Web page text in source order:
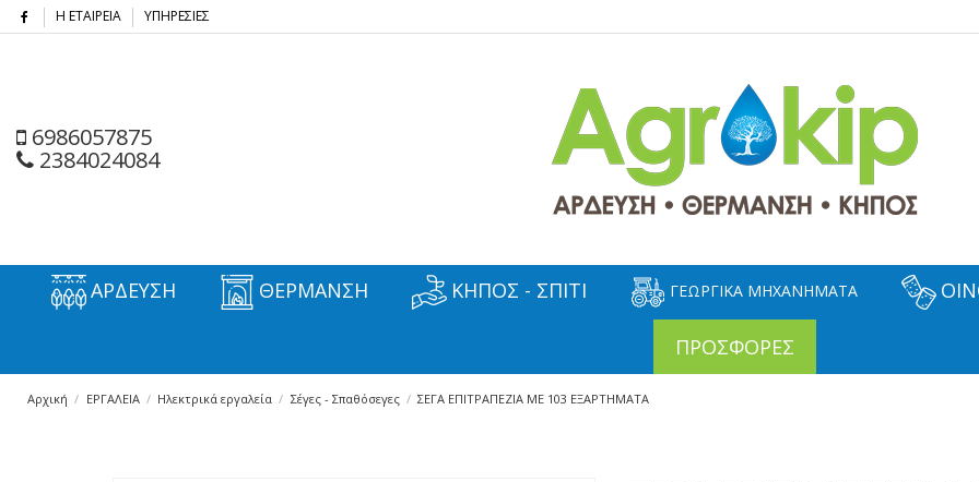
Η ΕΤΑΙΡΕΙΑ ΥΠΗΡΕΣΙΕΣ
6986057875
2384024084
ΑΡΔΕΥΣΗ ΘΕΡΜΑΝΣΗ ΚΗΠΟΣ - ΣΠΙΤΙ ΓΕΩΡΓΙΚΑ ΜΗΧΑΝΗΜΑΤΑ
ΠΡΟΣΦΟΡΕΣ
Αρχική ΕΡΓΑΛΕΙΑ Ηλεκτρικά εργαλεία Σέγες - Σπαθόσεγες ΣΕΓΑ ΕΠΙΤΡΑΠΕΖΙΑ ΜΕ 103 ΕΞΑΡΤΗΜΑΤΑ